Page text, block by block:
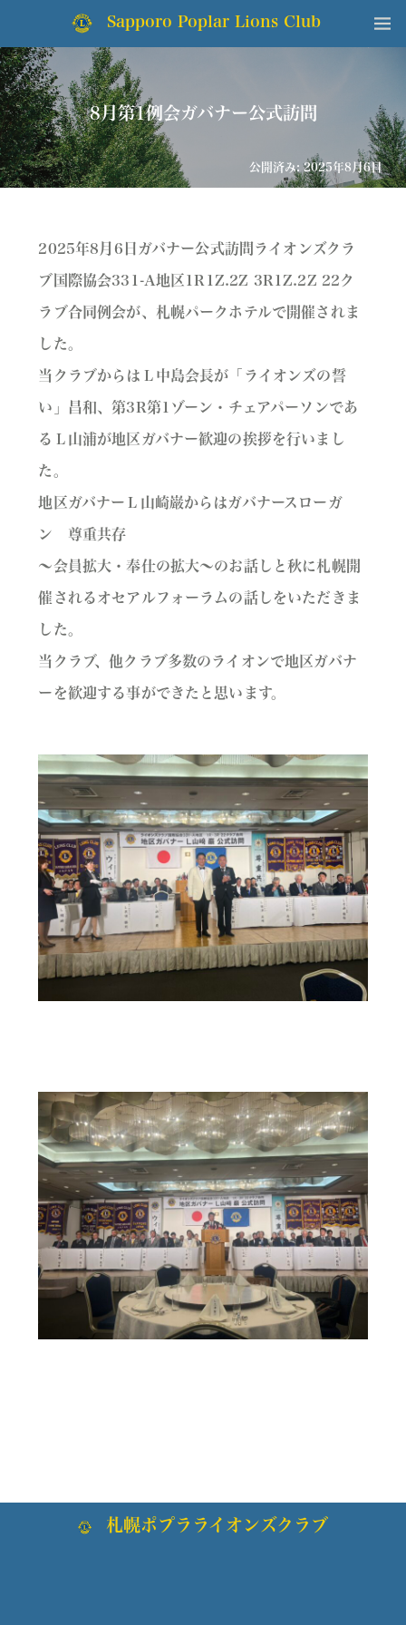
Sapporo Poplar Lions Club
8月第1例会ガバナー公式訪問
公開済み: 2025年8月6日
2025年8月6日ガバナー公式訪問ライオンズクラ
ブ国際協会331-A地区1R1Z.2Z 3R1Z.2Z 22ク
ラブ合同例会が、札幌パークホテルで開催されま
した。
当クラブからはＬ中島会長が「ライオンズの誓
い」昌和、第3R第1ゾーン・チェアパーソンであ
るＬ山浦が地区ガバナー歓迎の挨拶を行いまし
た。
地区ガバナーＬ山崎巌からはガバナースローガ
ン 尊重共存
〜会員拡大・奉仕の拡大〜のお話しと秋に札幌開
催されるオセアルフォーラムの話しをいただきま
した。
当クラブ、他クラブ多数のライオンで地区ガバナ
ーを歓迎する事ができたと思います。
札幌ポプラライオンズクラブ